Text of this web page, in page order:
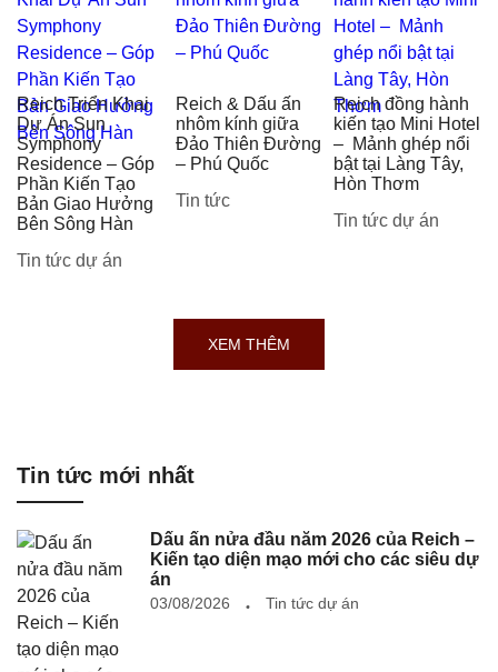
Reich Triển Khai
Dự Án Sun
Symphony
Residence – Góp
Phần Kiến Tạo
Bản Giao Hưởng
Bên Sông Hàn
Tin tức dự án
Reich & Dấu ấn
nhôm kính giữa
Đảo Thiên Đường
– Phú Quốc
Tin tức
Reich đồng hành
kiến tạo Mini Hotel
– Mảnh ghép nổi
bật tại Làng Tây,
Hòn Thơm
Tin tức dự án
XEM THÊM
Tin tức mới nhất
Dấu ấn nửa đầu năm 2026 của Reich –
Kiến tạo diện mạo mới cho các siêu dự
án
03/08/2026 Tin tức dự án